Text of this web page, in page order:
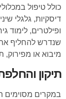
כולל טיפול
דיסקיות, גלגלי
ופילטרים, לימוד
שנדרש להחליף
מיבוא או
תיקון
במקרים מסוימים